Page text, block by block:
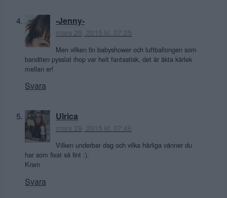
-Jenny-
mars 29, 2015 kl. 07:25
Men vilken fin babyshower och luftballongen som
banditen pysslat ihop var helt fantastisk, det är äkta kärlek
mellan er!
Svara
Ulrica
mars 29, 2015 kl. 07:46
Vilken underbar dag och vilka härliga vänner du
har som fixat så fint :).
Kram
Svara